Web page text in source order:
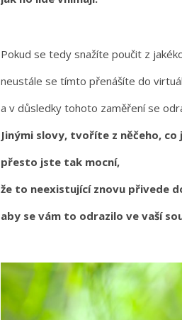
Pokud se tedy snažíte poučit z
neustále se tímto přenášíte do
a v důsledky tohoto zaměření se
Jinými slovy, tvoříte z něčeho, co
přesto jste tak mocní,
že to neexistující znovu přivede
aby se vám to odrazilo ve vaší